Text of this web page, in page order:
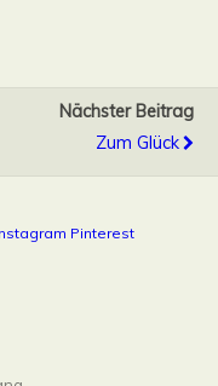
Nächster Beitrag
Zum Glück
Pinterest